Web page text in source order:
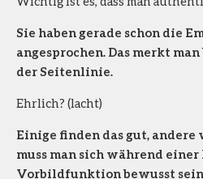
Sie haben gerade schon die
angesprochen. Das merkt
der Seitenlinie.
Ehrlich? (lacht)
Einige finden das gut,
muss man sich während
Vorbildfunktion bewusst